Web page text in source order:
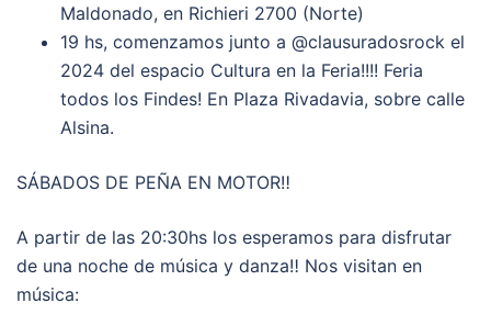
Maldonado, en Richieri 2700 (Norte)
19 hs, comenzamos junto a @clausuradosrock el
2024 del espacio Cultura en la Feria!!!! Feria
todos los Findes! En Plaza Rivadavia, sobre calle
Alsina.
SÁBADOS DE PEÑA EN MOTOR‼
A partir de las 20:30hs los esperamos para disfrutar
de una noche de música y danza‼ Nos visitan en
música: